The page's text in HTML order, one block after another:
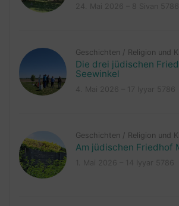
Geschichten / Religion und
Die drei jüdischen
Seewinkel
Geschichten / Religion und
Am jüdischen Friedhof